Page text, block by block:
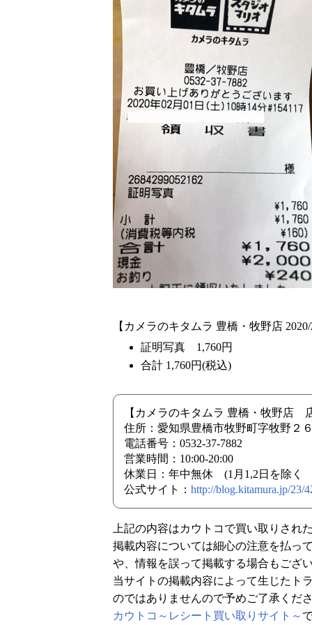
【カメラのキタムラ 豊橋・牧野店
証明写真 1,760円
合計 1,760円(税込)
【カメラのキタムラ 豊橋・牧野店
住所：愛知県豊橋市牧野町字牧野２
電話番号：0532-37-7882
営業時間：10:00-20:00
休業日：年中無休 (1月1,2日を除く
公式サイト： http://blog.kitamura.jp/23/
上記の内容はカウトコで買い取りされ
掲載内容については細心の注意を払っ
や、情報を誤って掲載する場合もござ
当サイトの掲載内容によって生じたト
のではありませんので予めご了承くだ
カウトコ～レシート買い取りサイト～